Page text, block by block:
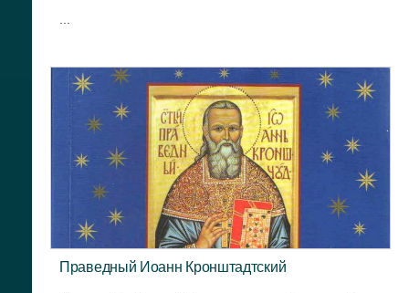
Праведный Иоанн Кронштадтский